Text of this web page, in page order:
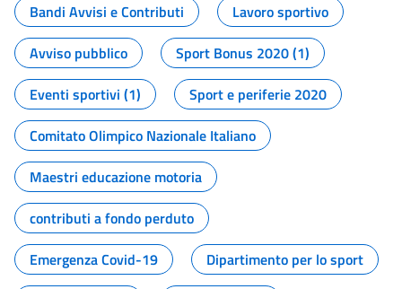
Bandi Avvisi e Contributi
Lavoro sportivo
Avviso pubblico
Sport Bonus 2020 (1)
Eventi sportivi (1)
Sport e periferie 2020
Comitato Olimpico Nazionale Italiano
Maestri educazione motoria
contributi a fondo perduto
Emergenza Covid-19
Dipartimento per lo sport